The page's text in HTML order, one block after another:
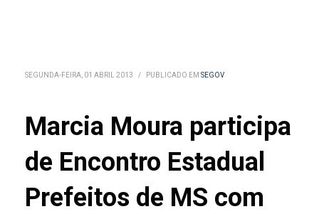
SEGUNDA-FEIRA, 01 ABRIL 2013 / PUBLICADO EM SEGOV
Marcia Moura participa
de Encontro Estadual
Prefeitos de MS com